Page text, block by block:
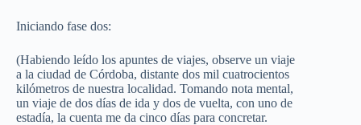
Iniciando fase dos:
(Habiendo leído los apuntes de viajes, observe un viaje
a la ciudad de Córdoba, distante dos mil cuatrocientos
kilómetros de nuestra localidad. Tomando nota mental,
un viaje de dos días de ida y dos de vuelta, con uno de
estadía, la cuenta me da cinco días para concretar.